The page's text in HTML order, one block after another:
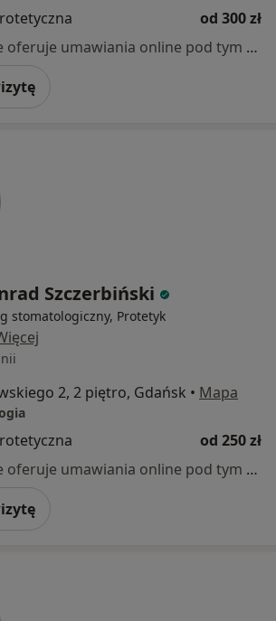
od 300 zł
Specjalista nie oferuje umawiania online pod tym adresem.
Szczerbiński
stomatologiczny, Protetyk
2, 2 piętro, Gdańsk • Mapa
od 250 zł
Specjalista nie oferuje umawiania online pod tym adresem.